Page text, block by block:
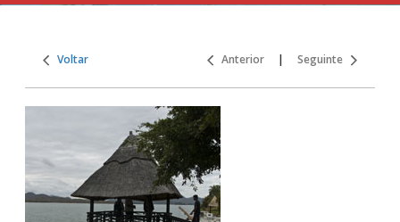
Voltar Anterior | Seguinte